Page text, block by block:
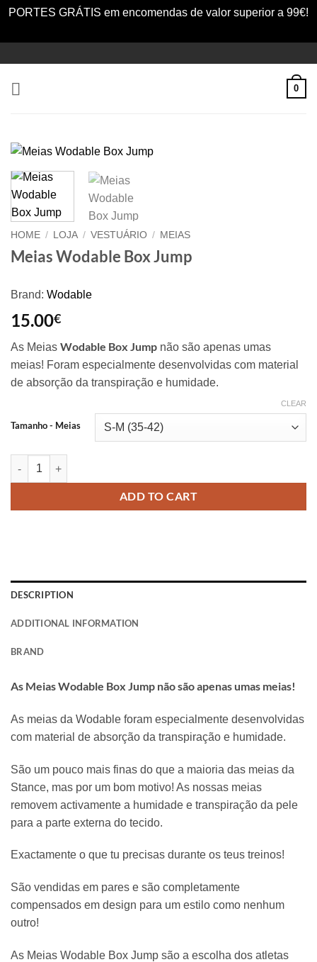
PORTES GRÁTIS em encomendas de valor superior a 99€!
content
0
HOME / LOJA / VESTUÁRIO / MEIAS
Meias Wodable Box Jump
Brand: Wodable
15.00€
As Meias Wodable Box Jump não são apenas umas
meias! Foram especialmente desenvolvidas com material
de absorção da transpiração e humidade.
Tamanho - Meias
CLEAR
Meias Wodable Box Jump quantity
ADD TO CART
DESCRIPTION
ADDITIONAL INFORMATION
BRAND
As Meias Wodable Box Jump não são apenas umas meias!
As meias da Wodable foram especialmente desenvolvidas
com material de absorção da transpiração e humidade.
São um pouco mais finas do que a maioria das meias da
Stance, mas por um bom motivo! As nossas meias
removem activamente a humidade e transpiração da pele
para a parte externa do tecido.
Exactamente o que tu precisas durante os teus treinos!
São vendidas em pares e são completamente
compensados em design para um estilo como nenhum
outro!
As Meias Wodable Box Jump são a escolha dos atletas